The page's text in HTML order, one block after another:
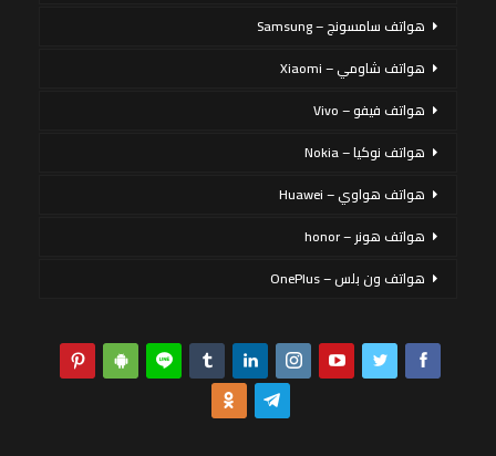
هواتف سامسونج – Samsung
هواتف شاومي – Xiaomi
هواتف فيفو – Vivo
هواتف نوكيا – Nokia
هواتف هواوي – Huawei
هواتف هونر – honor
هواتف ون بلس – OnePlus